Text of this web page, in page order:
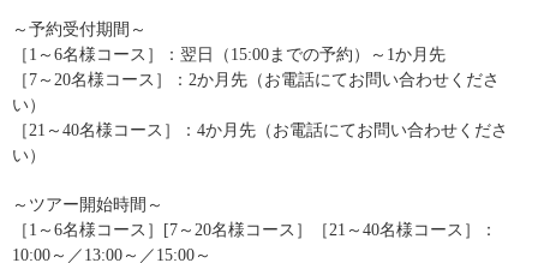
～予約受付期間～
［1～6名様コース］：翌日（15:00までの予約）～1か月先
［7～20名様コース］：2か月先（お電話にてお問い合わせくださ
い）
［21～40名様コース］：4か月先（お電話にてお問い合わせくださ
い）
～ツアー開始時間～
［1～6名様コース］[7～20名様コース］［21～40名様コース］：
10:00～／13:00～／15:00～